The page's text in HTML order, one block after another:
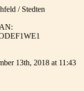
/ Stedten
13th, 2018 at 11:43